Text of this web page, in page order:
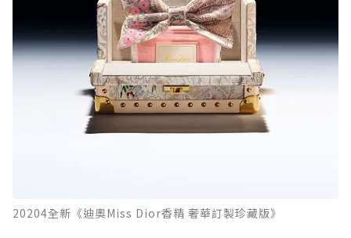
20204全新《迪奧Miss Dior香精 奢華訂製珍藏版》